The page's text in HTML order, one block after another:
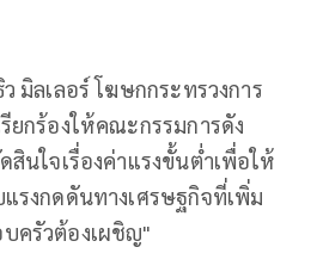
มิลเลอร์ โฆษกกระทรวงการ
ยกร้องให้คณะกรรมการดัง
นใจเรื่องค่าแรงขั้นต่ำเพื่อให้
รงกดดันทางเศรษฐกิจที่เพิ่ม
ครัวต้องเผชิญ"